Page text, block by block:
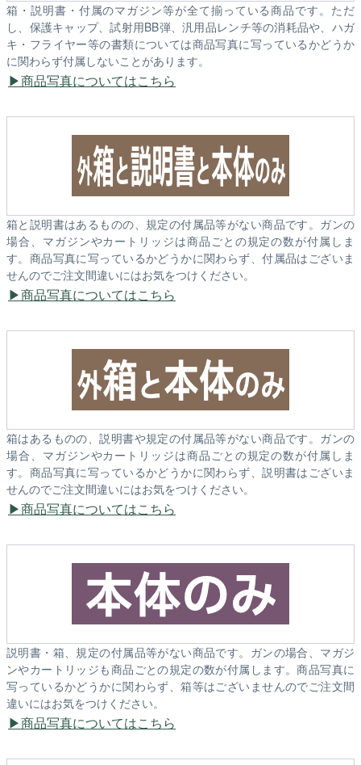
箱・説明書・付属のマガジン等が全て揃っている商品です。ただ
し、保護キャップ、試射用BB弾、汎用品レンチ等の消耗品や、ハガ
キ・フライヤー等の書類については商品写真に写っているかどうか
に関わらず付属しないことがあります。
商品写真についてはこちら
箱と説明書はあるものの、規定の付属品等がない商品です。ガンの
場合、マガジンやカートリッジは商品ごとの規定の数が付属しま
す。商品写真に写っているかどうかに関わらず、付属品はございま
せんのでご注文間違いにはお気をつけください。
商品写真についてはこちら
箱はあるものの、説明書や規定の付属品等がない商品です。ガンの
場合、マガジンやカートリッジは商品ごとの規定の数が付属しま
す。商品写真に写っているかどうかに関わらず、説明書はございま
せんのでご注文間違いにはお気をつけください。
商品写真についてはこちら
説明書・箱、規定の付属品等がない商品です。ガンの場合、マガジ
ンやカートリッジも商品ごとの規定の数が付属します。商品写真に
写っているかどうかに関わらず、箱等はございませんのでご注文間
違いにはお気をつけください。
商品写真についてはこちら